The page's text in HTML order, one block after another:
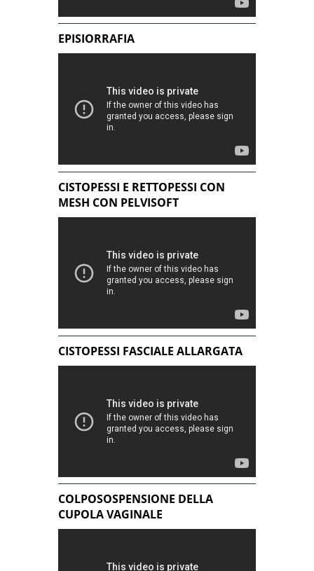
EPISIORRAFIA
CISTOPESSI E RETTOPESSI CON
MESH CON PELVISOFT
CISTOPESSI FASCIALE ALLARGATA
COLPOSOSPENSIONE DELLA
CUPOLA VAGINALE